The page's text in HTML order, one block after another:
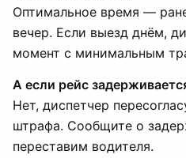
Оптимальное время —
вечер. Если выезд днём,
момент с минимальным
А если рейс
Нет, диспетчер
штрафа. Сообщите о
переставим водителя.